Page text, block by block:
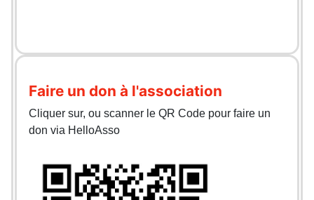
Faire un don à l'association
Cliquer sur, ou scanner le QR Code pour faire un
don via HelloAsso